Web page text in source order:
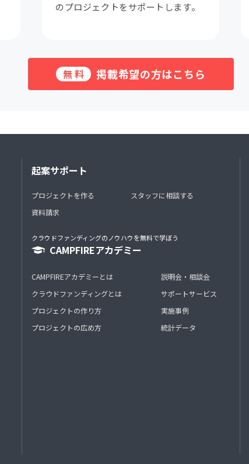
のプロジェクトをサポートします。
無料 掲載希望の方はこちら
起案サポート
プロジェクトを作る
資料請求
スタッフに相談する
クラウドファンディングのノウハウを無料で学ぼう
CAMPFIREアカデミー
CAMPFIREアカデミーとは
クラウドファンディングとは
プロジェクトの作り方
プロジェクトの広め方
説明会・相談会
サポートサービス
実施事例
統計データ